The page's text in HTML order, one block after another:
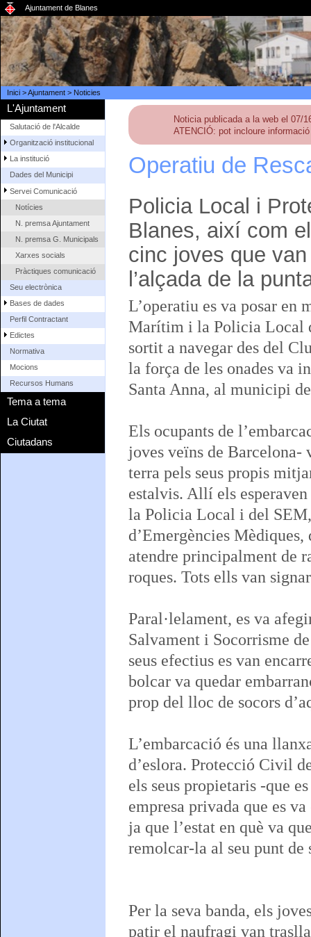
Ajuntament de Blanes
Inici>Ajuntament> Noticies
L'Ajuntament
Salutació de l'Alcalde
Organització institucional
La institució
Dades del Municipi
Servei Comunicació
Notícies
N. premsa Ajuntament
N. premsa G. Municipals
Xarxes socials
Pràctiques comunicació
Seu electrònica
Bases de dades
Perfil Contractant
Edictes
Normativa
Mocions
Recursos Humans
Tema a tema
La Ciutat
Ciutadans
Noticia publicada a la web el 07/
ATENCIÓ: pot incloure
Operatiu de
Policia Local i
Blanes, així com
cinc joves que
l’alçada de la
L’operatiu es va posar en
Marítim i la Policia Local
sortit a navegar des del
la força de les onades va
Santa Anna, al municipi
Els ocupants de
joves veïns de Barcelona-
terra pels seus propis
estalvis. Allí els
la Policia Local i del
d’Emergències Mèdiques,
atendre principalment de
roques. Tots ells van
Paral·lelament, es va
Salvament i Socorrisme
seus efectius es van
bolcar va quedar
prop del lloc de socors
L’embarcació és una
d’eslora. Protecció Civil
els seus propietaris -que
empresa privada que es
ja que l’estat en què va
remolcar-la al seu punt
Per la seva banda, els
patir el naufragi van